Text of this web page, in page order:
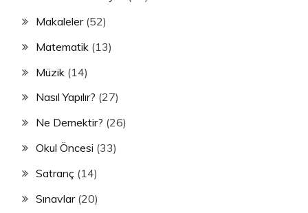
Makaleler(52)
Matematik (13)
Müzik (14)
Nasıl Yapılır? (27)
Ne Demektir? (26)
Okul Öncesi (33)
Satranç (14)
Sınavlar(20)